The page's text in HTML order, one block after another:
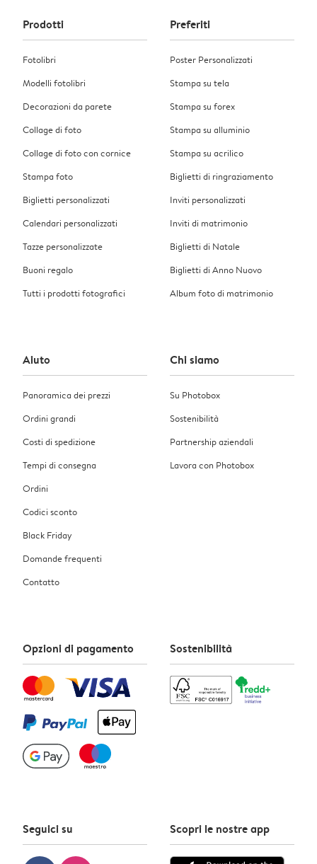
Prodotti
Fotolibri
Modelli fotolibri
Decorazioni da parete
Collage di foto
Collage di foto con cornice
Stampa foto
Biglietti personalizzati
Calendari personalizzati
Tazze personalizzate
Buoni regalo
Tutti i prodotti fotografici
Preferiti
Poster Personalizzati
Stampa su tela
Stampa su forex
Stampa su alluminio
Stampa su acrilico
Biglietti di ringraziamento
Inviti personalizzati
Inviti di matrimonio
Biglietti di Natale
Biglietti di Anno Nuovo
Album foto di matrimonio
Aiuto
Panoramica dei prezzi
Ordini grandi
Costi di spedizione
Tempi di consegna
Ordini
Codici sconto
Black Friday
Domande frequenti
Contatto
Chi siamo
Su Photobox
Sostenibilità
Partnership aziendali
Lavora con Photobox
Opzioni di pagamento Sostenibilità
Seguici su Scopri le nostre app